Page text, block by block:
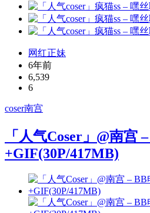
网红正妹
6年前
6,539
6
coser南宫
「人气Coser」@南宫
+GIF(30P/417MB)